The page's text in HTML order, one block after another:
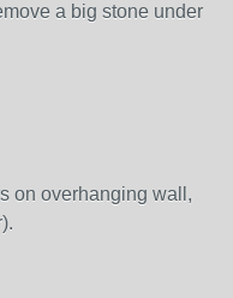
a big stone under
on overhanging wall,